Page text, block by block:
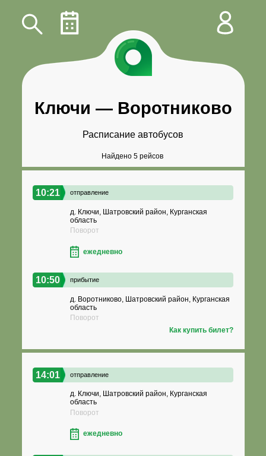
Ключи — Воротниково
Расписание автобусов
Найдено 5 рейсов
10:21 отправление
д. Ключи, Шатровский район, Курганская
область
Поворот
ежедневно
10:50 прибытие
д. Воротниково, Шатровский район, Курганская
область
Поворот
Как купить билет?
14:01 отправление
д. Ключи, Шатровский район, Курганская
область
Поворот
ежедневно